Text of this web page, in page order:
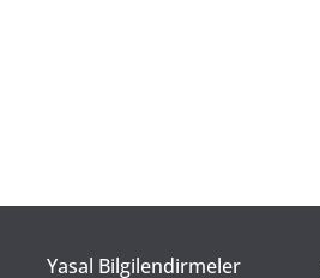
Yasal Bilgilendirmeler